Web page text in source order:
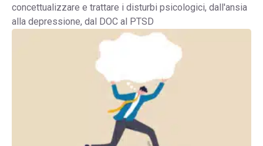
concettualizzare e trattare i disturbi psicologici, dall'ansia
alla depressione, dal DOC al PTSD